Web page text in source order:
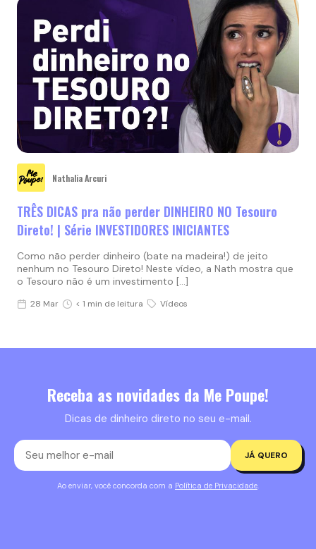
Nathalia Arcuri
TRÊS DICAS pra não perder DINHEIRO NO Tesouro
Direto! | Série INVESTIDORES INICIANTES
Como não perder dinheiro (bate na madeira!) de jeito
nenhum no Tesouro Direto! Neste vídeo, a Nath mostra que
o Tesouro não é um investimento […]
28 Mar < 1 min de leitura Vídeos
Receba as novidades da Me Poupe!
Dicas de dinheiro direto no seu e-mail.
JÁ QUERO
Ao enviar, você concorda com a Política de Privacidade.